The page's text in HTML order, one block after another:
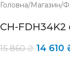
Головна/Магазин/
CH-
15 860₴ 14 610